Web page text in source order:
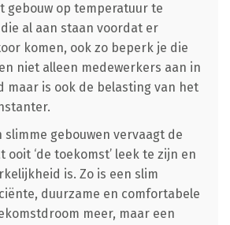
gebouw op temperatuur te
al aan staan voordat er
komen, ook zo beperk je die
niet alleen medewerkers aan in
maar is ook de belasting van het
slimme gebouwen vervaagt de
ooit ‘de toekomst’ leek te zijn en
is. Zo is een slim
duurzame en comfortabele
meer, maar een